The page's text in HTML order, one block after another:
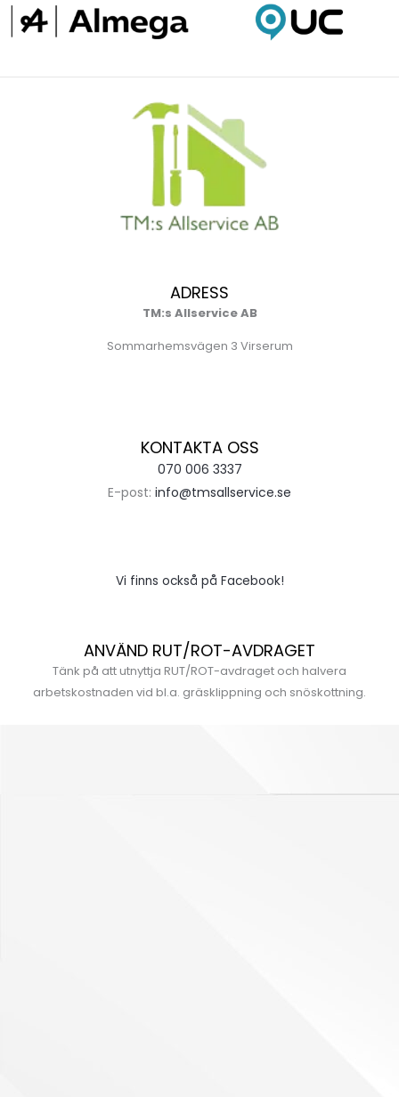
ADRESS
TM:s Allservice AB
Sommarhemsvägen 3 Virserum
KONTAKTA OSS
070 006 3337
E-post: info@tmsallservice.se
Vi finns också på Facebook!
ANVÄND RUT/ROT-AVDRAGET
Tänk på att utnyttja RUT/ROT-avdraget och halvera
arbetskostnaden vid bl.a. gräsklippning och snöskottning.